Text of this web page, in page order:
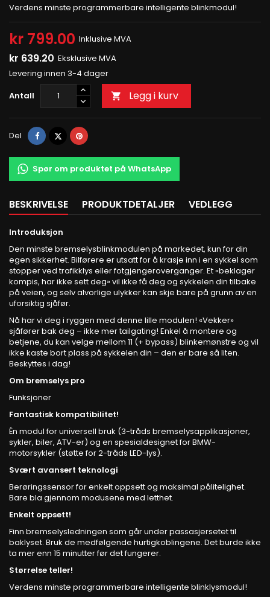
Verdens minste programmerbare intelligente blinkmodul!
kr 799.00 Inklusive MVA
kr 639.20 Eksklusive MVA
Levering innen 3-4 dager
Antall
 Legg i kurv
Del Del TvitrePinterest
Spør om produktet på WhatsApp
BESKRIVELSE PRODUKTDETALJER VEDLEGG
Introduksjon
Den minste bremselysblinkmodulen på markedet, kun for din
egen sikkerhet. Bilførere er utsatt for å krasje inn i en sykkel som
stopper ved trafikklys eller fotgjengeroverganger. Et «beklager
kompis, har ikke sett deg» vil ikke få deg og sykkelen din tilbake
på veien, og selv alvorlige ulykker kan skje bare på grunn av en
uforsiktig sjåfør.
Nå har vi deg i ryggen med denne lille modulen! «Vekker»
sjåfører bak deg – ikke mer tailgating! Enkel å montere og
betjene, du kan velge mellom 11 (+ bypass) blinkemønstre og vil
ikke kaste bort plass på sykkelen din – den er bare så liten.
Beskyttes i dag!
Om bremselys pro
Funksjoner
Fantastisk kompatibilitet!
Én modul for universell bruk (3-tråds bremselysapplikasjoner,
sykler, biler, ATV-er) og en spesialdesignet for BMW-
motorsykler (støtte for 2-tråds LED-lys).
Svært avansert teknologi
Berøringssensor for enkelt oppsett og maksimal pålitelighet.
Bare bla gjennom modusene med letthet.
Enkelt oppsett!
Finn bremselysledningen som går under passasjersetet til
baklyset. Bruk de medfølgende hurtigkoblingene. Det burde ikke
ta mer enn 15 minutter før det fungerer.
Størrelse teller!
Verdens minste programmerbare intelligente blinklysmodul!